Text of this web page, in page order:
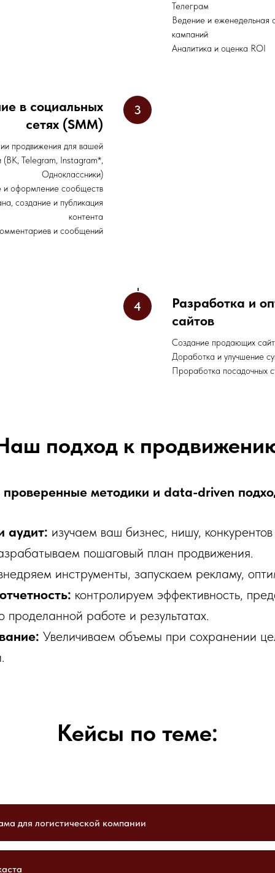
Телеграм
Ведение и еженедельная
кампаний
Аналитика и оценка ROI
в социальных
сетях (SMM)
продвижения для вашей
(ВК, Telegram, Instagram*,
Одноклассники)
и оформление сообществ
создание и публикация
контента
и сообщений
Разработка и
сайтов
Создание продающих
Доработка и улучшение
Проработка посадочных
подход к
методики и data-driven
аудит: изучаем ваш бизнес, нишу,
пошаговый план продвижения.
инструменты, запускаем рекламу,
контролируем эффективность,
проделанной работе и результатах.
Увеличиваем объемы при сохранении
Кейсы по теме:
для логистической компании